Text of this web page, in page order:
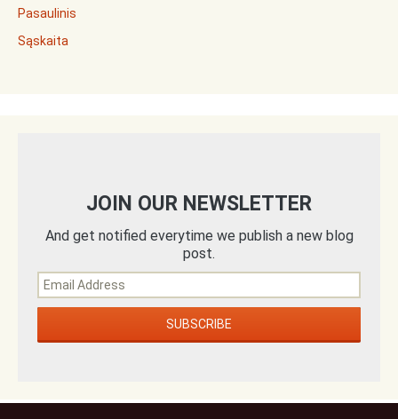
Pasaulinis
Sąskaita
JOIN OUR NEWSLETTER
And get notified everytime we publish a new blog
post.